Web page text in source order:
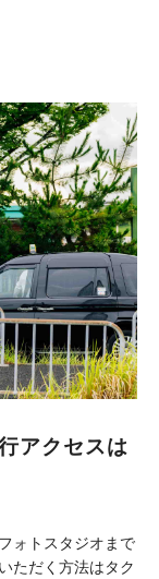
アクセスは
ォトスタジオまで
ただく方法はタク